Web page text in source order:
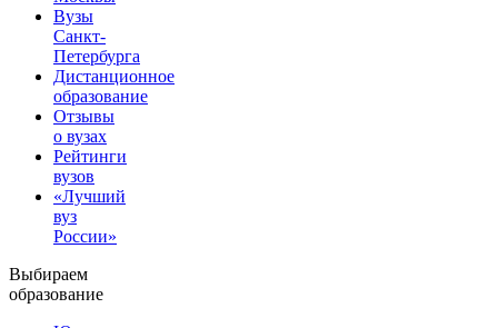
Вузы
Санкт-
Петербурга
Дистанционное
образование
Отзывы
о вузах
Рейтинги
вузов
«Лучший
вуз
России»
Выбираем
образование